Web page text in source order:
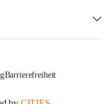
Barrierefreiheit